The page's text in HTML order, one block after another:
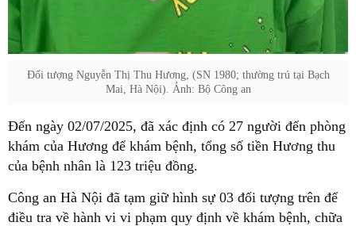
Đối tượng Nguyễn Thị Thu Hương, (SN 1980; thường trú tại Bạch
Mai, Hà Nội). Ảnh: Bộ Công an
Đến ngày 02/07/2025, đã xác định có 27 người đến phòng
khám của Hương để khám bệnh, tổng số tiền Hương thu
của bệnh nhân là 123 triệu đồng.
Công an Hà Nội đã tạm giữ hình sự 03 đối tượng trên để
điều tra về hành vi vi phạm quy định về khám bệnh, chữa